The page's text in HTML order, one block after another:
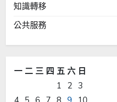
知識轉移
公共服務
一 二 三 四 五 六 日
1
2 3